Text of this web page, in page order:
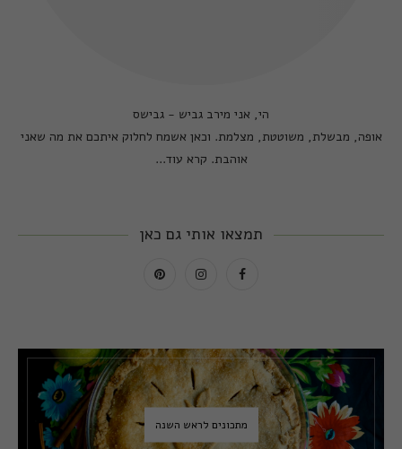
הי, אני מירב גביש - גבישס
אופה, מבשלת, משוטטת, מצלמת. וכאן אשמח לחלוק איתכם את מה שאני
אוהבת. קרא עוד...
תמצאו אותי גם כאן
מתכונים לראש השנה